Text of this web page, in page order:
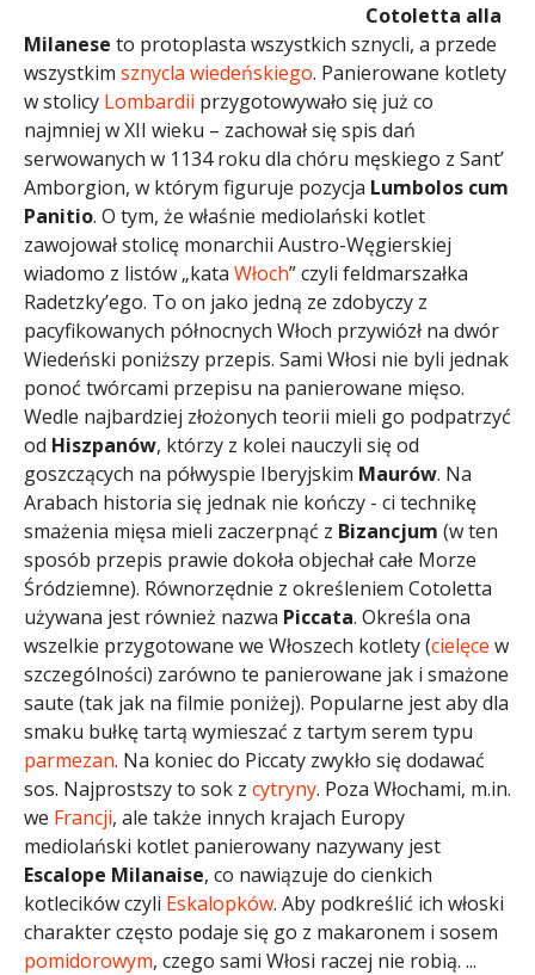
Cotoletta alla
Milanese to protoplasta wszystkich sznycli, a przede
wszystkim sznycla wiedeńskiego. Panierowane kotlety
w stolicy Lombardii przygotowywało się już co
najmniej w XII wieku – zachował się spis dań
serwowanych w 1134 roku dla chóru męskiego z Sant’
Amborgion, w którym figuruje pozycja Lumbolos cum
Panitio. O tym, że właśnie mediolański kotlet
zawojował stolicę monarchii Austro-Węgierskiej
wiadomo z listów „kata Włoch” czyli feldmarszałka
Radetzky’ego. To on jako jedną ze zdobyczy z
pacyfikowanych północnych Włoch przywiózł na dwór
Wiedeński poniższy przepis. Sami Włosi nie byli jednak
ponoć twórcami przepisu na panierowane mięso.
Wedle najbardziej złożonych teorii mieli go podpatrzyć
od Hiszpanów, którzy z kolei nauczyli się od
goszczących na półwyspie Iberyjskim Maurów. Na
Arabach historia się jednak nie kończy - ci technikę
smażenia mięsa mieli zaczerpnąć z Bizancjum (w ten
sposób przepis prawie dokoła objechał całe Morze
Śródziemne). Równorzędnie z określeniem Cotoletta
używana jest również nazwa Piccata. Określa ona
wszelkie przygotowane we Włoszech kotlety (cielęce w
szczególności) zarówno te panierowane jak i smażone
saute (tak jak na filmie poniżej). Popularne jest aby dla
smaku bułkę tartą wymieszać z tartym serem typu
parmezan. Na koniec do Piccaty zwykło się dodawać
sos. Najprostszy to sok z cytryny. Poza Włochami, m.in.
we Francji, ale także innych krajach Europy
mediolański kotlet panierowany nazywany jest
Escalope Milanaise, co nawiązuje do cienkich
kotlecików czyli Eskalopków. Aby podkreślić ich włoski
charakter często podaje się go z makaronem i sosem
pomidorowym, czego sami Włosi raczej nie robią. ...